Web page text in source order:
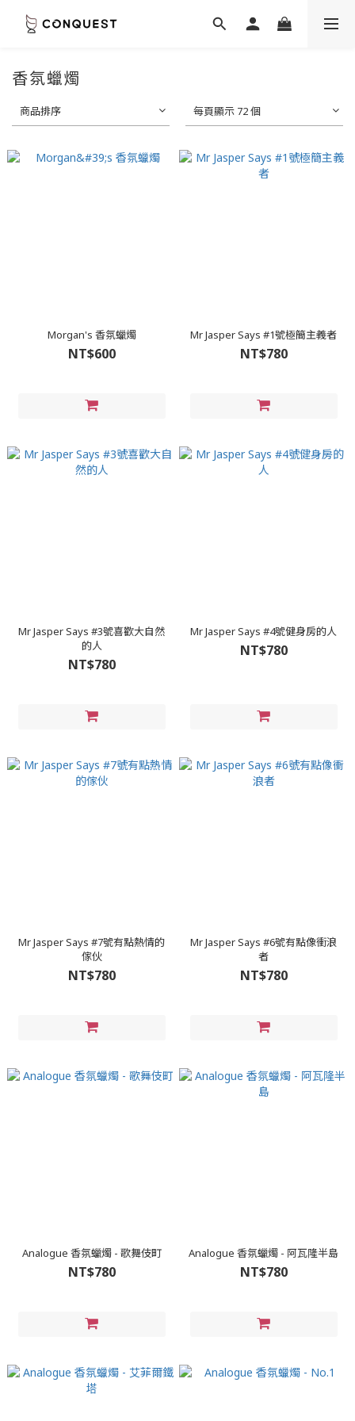
香氛蠟燭
商品排序 每頁顯示 72 個
Morgan's 香氛蠟燭
NT$600
Mr Jasper Says #1號極簡主義者
NT$780
Mr Jasper Says #3號喜歡大自然
的人
NT$780
Mr Jasper Says #4號健身房的人
NT$780
Mr Jasper Says #7號有點熱情的
傢伙
NT$780
Mr Jasper Says #6號有點像衝浪
者
NT$780
Analogue 香氛蠟燭 - 歌舞伎町
NT$780
Analogue 香氛蠟燭 - 阿瓦隆半島
NT$780